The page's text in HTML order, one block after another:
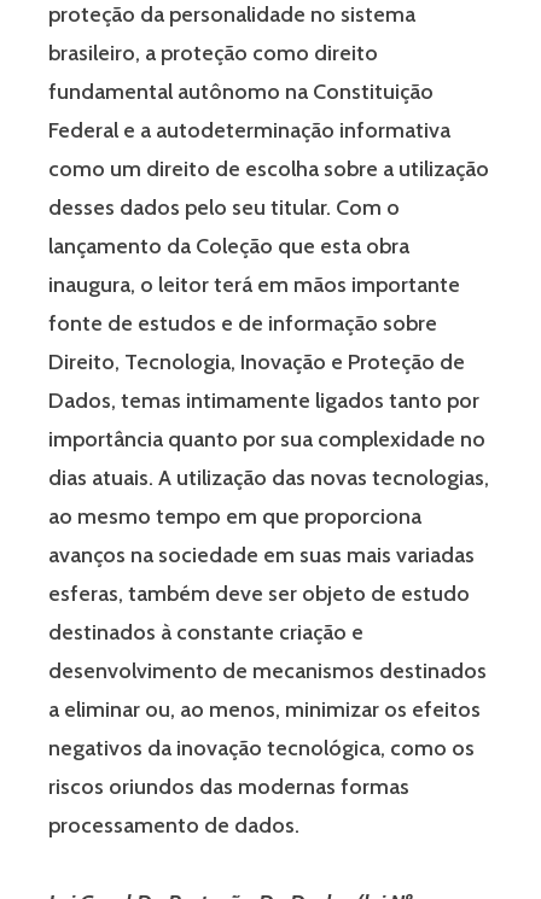
proteção da personalidade no sistema
brasileiro, a proteção como direito
fundamental autônomo na Constituição
Federal e a autodeterminação informativa
como um direito de escolha sobre a utilização
desses dados pelo seu titular. Com o
lançamento da Coleção que esta obra
inaugura, o leitor terá em mãos importante
fonte de estudos e de informação sobre
Direito, Tecnologia, Inovação e Proteção de
Dados, temas intimamente ligados tanto por
importância quanto por sua complexidade no
dias atuais. A utilização das novas tecnologias,
ao mesmo tempo em que proporciona
avanços na sociedade em suas mais variadas
esferas, também deve ser objeto de estudo
destinados à constante criação e
desenvolvimento de mecanismos destinados
a eliminar ou, ao menos, minimizar os efeitos
negativos da inovação tecnológica, como os
riscos oriundos das modernas formas
processamento de dados.